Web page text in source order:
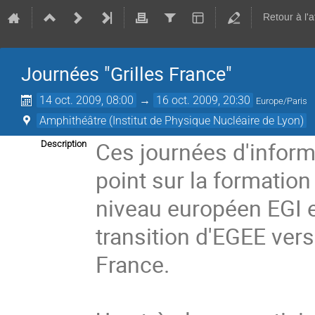
Retour à
Journées "Grilles France"
14 oct. 2009, 08:00 → 16 oct. 2009, 20:30 Europe/Paris
Amphithéâtre (Institut de Physique Nucléaire de Lyon)
Description
Ces journées
point sur la
niveau européen EGI
transition d'EGEE
France.